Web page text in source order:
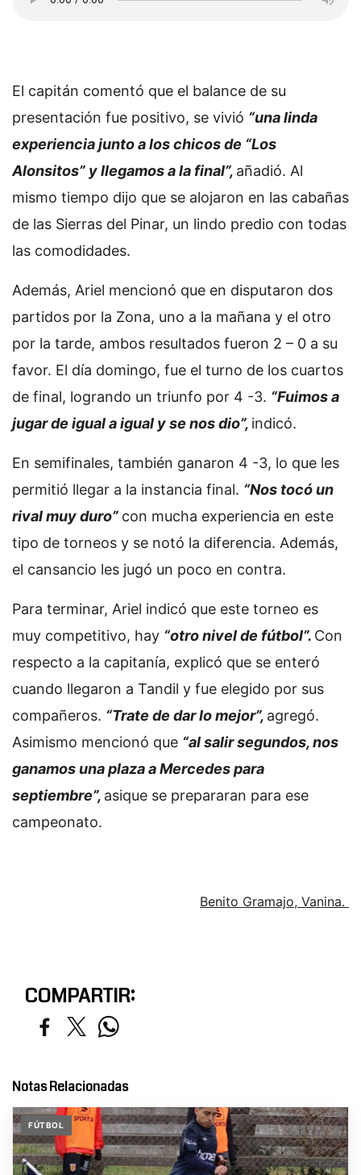
El capitán comentó que el balance de su
presentación fue positivo, se vivió “una linda
experiencia junto a los chicos de “Los
Alonsitos” y llegamos a la final”, añadió. Al
mismo tiempo dijo que se alojaron en las cabañas
de las Sierras del Pinar, un lindo predio con todas
las comodidades.
Además, Ariel mencionó que en disputaron dos
partidos por la Zona, uno a la mañana y el otro
por la tarde, ambos resultados fueron 2 – 0 a su
favor. El día domingo, fue el turno de los cuartos
de final, logrando un triunfo por 4 -3. “Fuimos a
jugar de igual a igual y se nos dio”, indicó.
En semifinales, también ganaron 4 -3, lo que les
permitió llegar a la instancia final. “Nos tocó un
rival muy duro” con mucha experiencia en este
tipo de torneos y se notó la diferencia. Además,
el cansancio les jugó un poco en contra.
Para terminar, Ariel indicó que este torneo es
muy competitivo, hay “otro nivel de fútbol”. Con
respecto a la capitanía, explicó que se enteró
cuando llegaron a Tandil y fue elegido por sus
compañeros. “Trate de dar lo mejor”, agregó.
Asimismo mencionó que “al salir segundos, nos
ganamos una plaza a Mercedes para
septiembre”, asique se prepararan para ese
campeonato.
Benito Gramajo, Vanina.
COMPARTIR:
Notas Relacionadas
FÚTBOL